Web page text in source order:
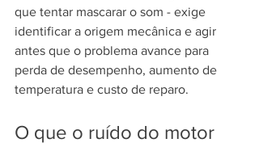
que tentar mascarar o som - exige
identificar a origem mecânica e agir
antes que o problema avance para
perda de desempenho, aumento de
temperatura e custo de reparo.
O que o ruído do motor